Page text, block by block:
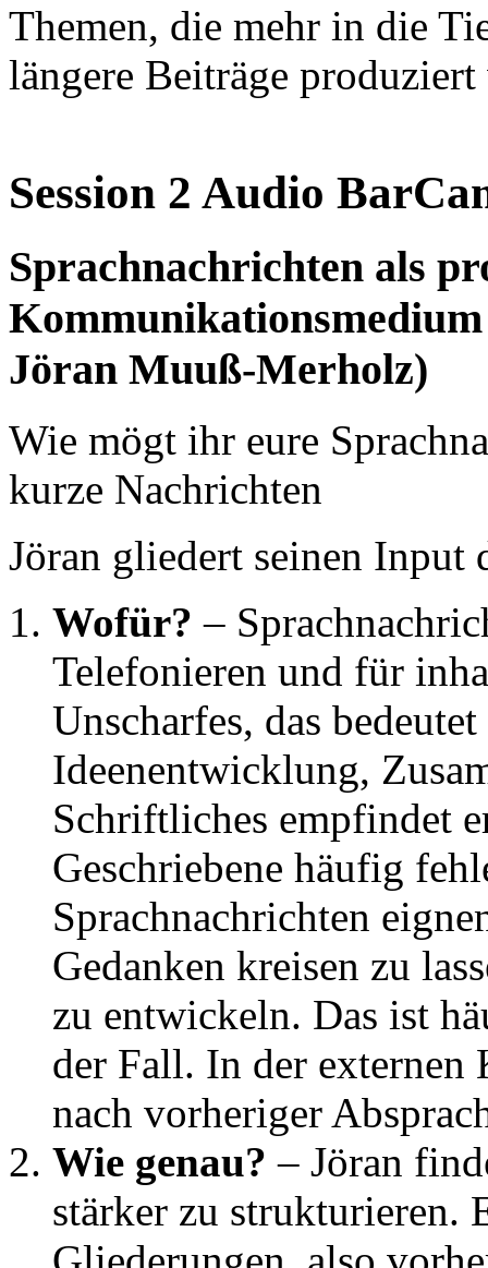
Themen, die mehr in die
längere Beiträge produziert
Session 2 Audio
Sprachnachrichten als
Jöran Muuß-Merholz)
Wie mögt ihr eure
kurze Nachrichten
Jöran gliedert seinen Input
Wofür? –
Telefonieren und für
Unscharfes, das
Ideenentwicklung,
Schriftliches empfindet
Geschriebene häufig
Sprachnachrichten
Gedanken kreisen zu
zu entwickeln. Das ist
der Fall. In der externen
nach vorheriger
Wie genau? – Jöran
stärker zu strukturieren.